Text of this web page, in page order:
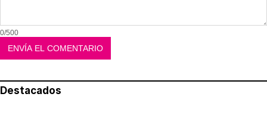
0/500
Destacados